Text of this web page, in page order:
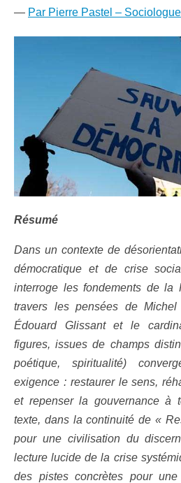
— Par Pierre Pastel – Sociologue
Résumé
Dans un contexte de
démocratique et de crise
interroge les fondements de la
travers les pensées de
Édouard Glissant et le
figures, issues de champs
poétique, spiritualité)
exigence : restaurer le sens,
et repenser la gouvernance à
texte, dans la continuité de «
pour une civilisation du
lecture lucide de la crise
des pistes concrètes pour